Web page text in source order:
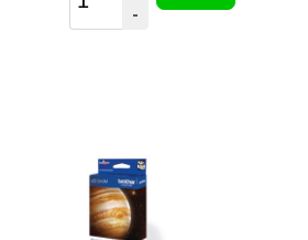
-